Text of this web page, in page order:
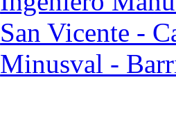
San Vicente -
Minusval -